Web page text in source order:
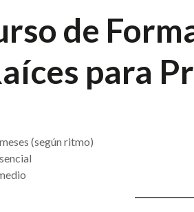
de
para
(según ritmo)